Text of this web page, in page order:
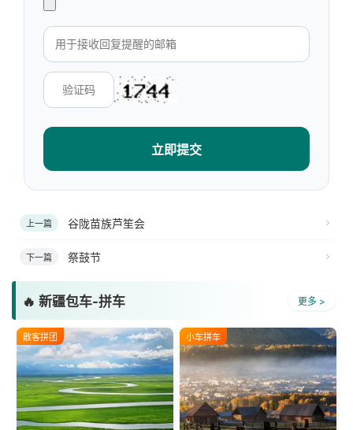
立即提交
上一篇 谷陇苗族芦笙会
下一篇 祭鼓节
🔥 新疆包车-拼车 更多 >
散客拼团 小车拼车